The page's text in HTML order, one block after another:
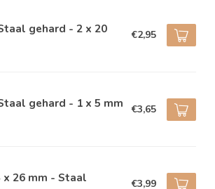
gehard - 2 x 20 €2,95
gehard - 1 x 5 mm €3,65
x 26 mm - Staal €3,99